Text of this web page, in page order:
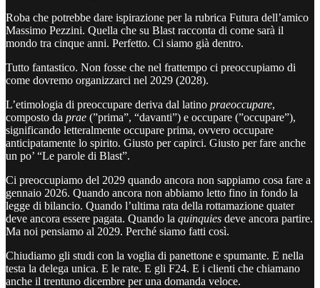
Roba che potrebbe dare ispirazione per la rubrica Futura dell’amico
Massimo Pezzini. Quella che su Blast racconta di come sarà il
mondo tra cinque anni. Perfetto. Ci siamo già dentro.
Tutto fantastico. Non fosse che nel frattempo ci preoccupiamo di
come dovremo organizzarci nel 2029 (2028).
L’etimologia di preoccupare deriva dal latino praeoccupare,
composto da prae (”prima”, “davanti”) e occupare (”occupare”),
significando letteralmente occupare prima, ovvero occupare
anticipatamente lo spirito. Giusto per capirci. Giusto per fare anche
un po’ “Le parole di Blast”.
Ci preoccupiamo del 2029 quando ancora non sappiamo cosa fare a
gennaio 2026. Quando ancora non abbiamo letto fino in fondo la
legge di bilancio. Quando l’ultima rata della rottamazione quater
deve ancora essere pagata. Quando la quinquies deve ancora partire.
Ma noi pensiamo al 2029. Perché siamo fatti così.
Chiudiamo gli studi con la voglia di panettone e spumante. E nella
testa la delega unica. E le rate. E gli F24. E i clienti che chiamano
anche il trentuno dicembre per una domanda veloce.